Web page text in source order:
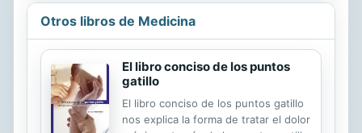
Otros libros de Medicina
El libro conciso de los puntos
gatillo
El libro conciso de los puntos gatillo
nos explica la forma de tratar el dolor